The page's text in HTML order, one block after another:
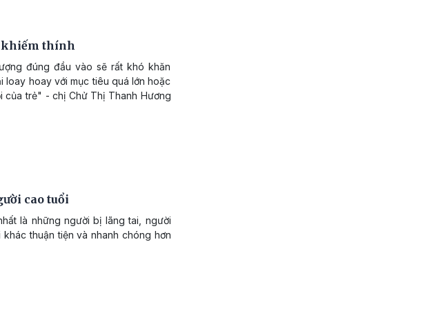
khiếm thính
đúng đầu vào sẽ rất khó khăn
loay hoay với mục tiêu quá lớn hoặc
của trẻ" - chị Chử Thị Thanh Hương
cao tuổi
là những người bị lãng tai, người
thuận tiện và nhanh chóng hơn